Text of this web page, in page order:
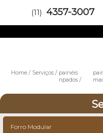
(11) 4357-3007
Home Serviços
painéis
ripados
Forro Modular